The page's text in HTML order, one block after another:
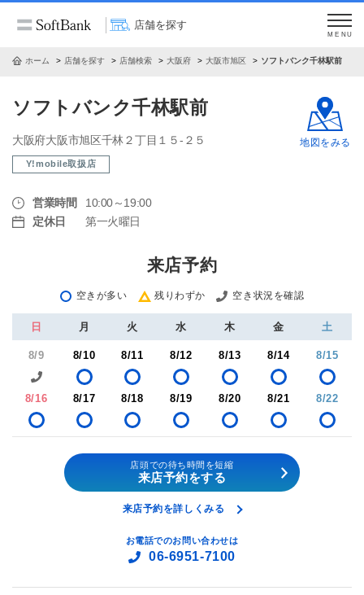
店舗を探す
MENU
ホーム 店舗を探す 店舗検索 大阪府 大阪市旭区 ソフトバンク千林駅前
ソフトバンク千林駅前
大阪府大阪市旭区千林２丁目１５‐２５
Y!mobile取扱店
営業時間
10:00～19:00
定休日
第一火曜日
地図をみる
来店予約
空きが多い 残りわずか 空き状況を確認
日 月 火 水 木 金 土
8/9 8/10 8/11 8/12 8/13 8/14 8/15
8/16 8/17 8/18 8/19 8/20 8/21 8/22
店頭での待ち時間を短縮
来店予約をする
来店予約を詳しくみる
お電話でのお問い合わせは
06-6951-7100